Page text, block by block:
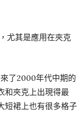
尤其是應用在夾克
了2000年代中期的
和夾克上出現得最
裙上也有很多格子